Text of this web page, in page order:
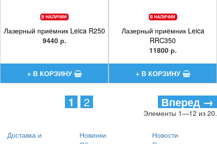
Лазерный приёмник Leica R250
9440 р.
Лазерный приёмник Leica
RRC350
11800 р.
1 2 Вперед →
Элементы 1—12 из 20.
Доставка и
Новинки
Новости